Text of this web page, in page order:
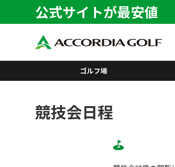
公式サイトが最安値
ゴルフ場
競技会日程